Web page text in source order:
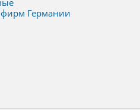
Германии